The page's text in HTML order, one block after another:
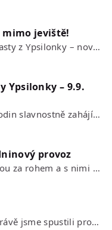
jeviště!
Připravili jsme pro vás Letní podcasty z Ypsilonky – novou sérii rozhovorů s…
Ypsilonky – 9.9.
Ve středu 9. září 2026 ve 12.00 hodin slavnostně zahájíme novou divadelní…
provoz
Milí diváci! Divadelní prázdniny jsou za rohem a s nimi se mění i otevírací…
Máme pro vás skvělou zprávu – právě jsme spustili prodej vstupenek na říjen…